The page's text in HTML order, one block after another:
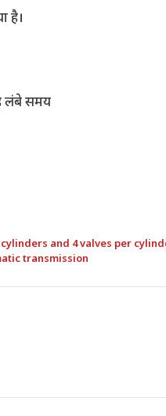
है।
लंबे समय
and 4 valves per
transmission